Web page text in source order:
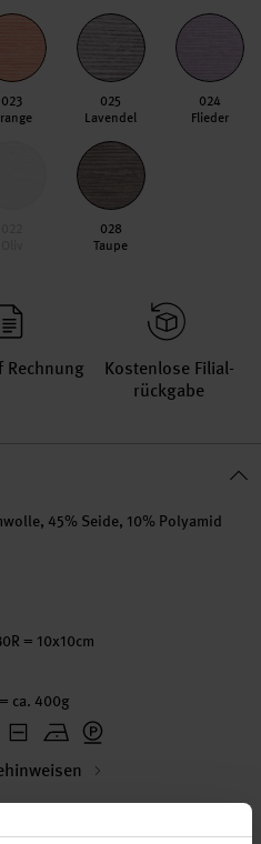
023
025
Lavendel
024
Flieder
028
Taupe
Rechnung
Kosten­lose Filial­
rückgabe
45% Seide, 10% Polyamid
= 10x10cm
ca. 400g